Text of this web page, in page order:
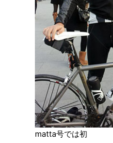
matta号では初